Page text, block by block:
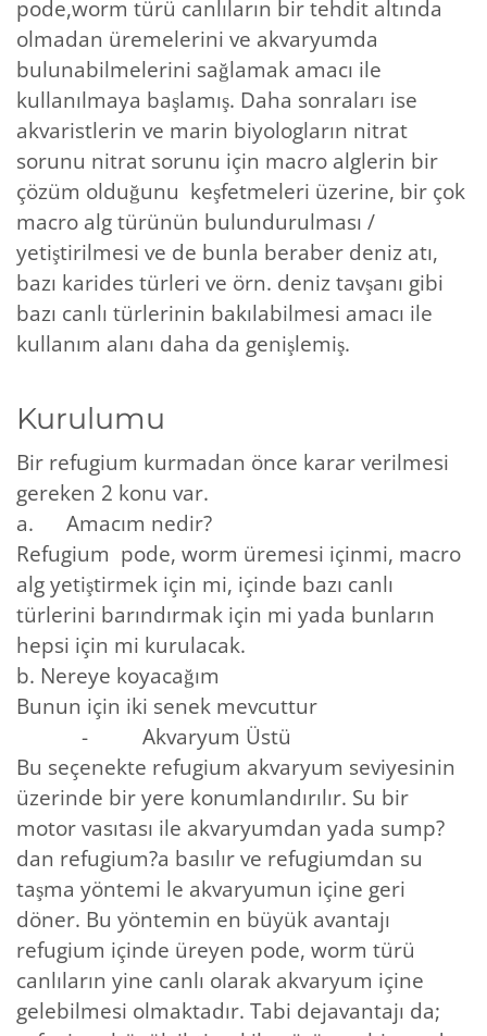
pode,worm türü canlıların bir tehdit altında
olmadan üremelerini ve akvaryumda
bulunabilmelerini sağlamak amacı ile
kullanılmaya başlamış. Daha sonraları ise
akvaristlerin ve marin biyologların nitrat
sorunu nitrat sorunu için macro alglerin bir
çözüm olduğunu keşfetmeleri üzerine, bir çok
macro alg türünün bulundurulması /
yetiştirilmesi ve de bunla beraber deniz atı,
bazı karides türleri ve örn. deniz tavşanı gibi
bazı canlı türlerinin bakılabilmesi amacı ile
kullanım alanı daha da genişlemiş.
Kurulumu
Bir refugium kurmadan önce karar verilmesi
gereken 2 konu var.
a. Amacım nedir?
Refugium pode, worm üremesi içinmi, macro
alg yetiştirmek için mi, içinde bazı canlı
türlerini barındırmak için mi yada bunların
hepsi için mi kurulacak.
b. Nereye koyacağım
Bunun için iki senek mevcuttur
- Akvaryum Üstü
Bu seçenekte refugium akvaryum seviyesinin
üzerinde bir yere konumlandırılır. Su bir
motor vasıtası ile akvaryumdan yada sump?
dan refugium?a basılır ve refugiumdan su
taşma yöntemi le akvaryumun içine geri
döner. Bu yöntemin en büyük avantajı
refugium içinde üreyen pode, worm türü
canlıların yine canlı olarak akvaryum içine
gelebilmesi olmaktadır. Tabi dejavantajı da;